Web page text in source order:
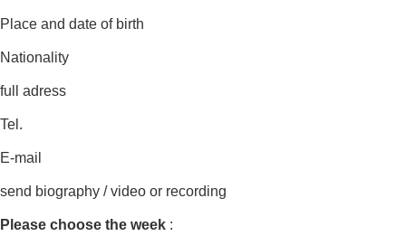
Place and date of birth
Nationality
full adress
Tel.
E-mail
send biography / video or recording
Please choose the week :